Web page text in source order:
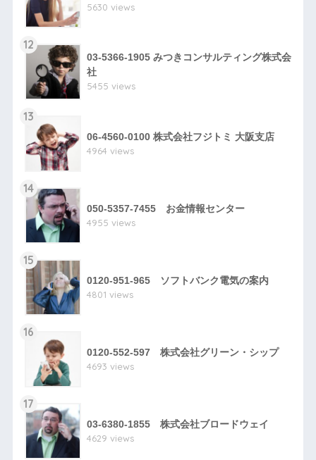
5630 views
12
03-5366-1905 みつきコンサルティング株式会
社
5455 views
13
06-4560-0100 株式会社フジトミ 大阪支店
4964 views
14
050-5357-7455 お金情報センター
4955 views
15
0120-951-965 ソフトバンク電気の案内
4801 views
16
0120-552-597 株式会社グリーン・シップ
4693 views
17
03-6380-1855 株式会社ブロードウェイ
4629 views